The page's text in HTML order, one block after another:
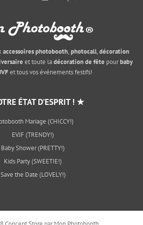
accessoires photobooth, photocall,décoration
et toute ladécoration de fête pourbaby
et tous vos événements festifs!
ÉTAT D'ESPRIT ! ★
Mariage (CHICCY!)
EVJF (TRENDY!)
Baby Shower (PRETTY!)
Kids Party (SWEETIE!)
Save the Date (LOVELY!)